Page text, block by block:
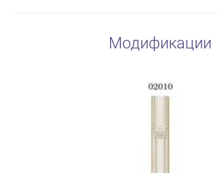
Модификации